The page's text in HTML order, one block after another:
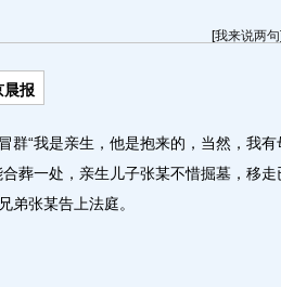
[我来说两句
晨报
“我是亲生，他是抱来的，当然，我有
葬一处，亲生儿子张某不惜掘墓，移
弟张某告上法庭。